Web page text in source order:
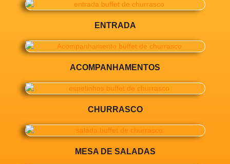
ENTRADA
ACOMPANHAMENTOS
CHURRASCO
MESA DE SALADAS